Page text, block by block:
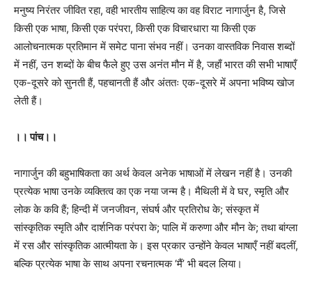
मनुष्य निरंतर जीवित रहा, वही भारतीय साहित्य का वह विराट नागार्जुन है, जिसे
किसी एक भाषा, किसी एक परंपरा, किसी एक विचारधारा या किसी एक
आलोचनात्मक प्रतिमान में समेट पाना संभव नहीं। उनका वास्तविक निवास शब्दों
में नहीं, उन शब्दों के बीच फैले हुए उस अनंत मौन में है, जहाँ भारत की सभी भाषाएँ
एक-दूसरे को सुनती हैं, पहचानती हैं और अंततः एक-दूसरे में अपना भविष्य खोज
लेती हैं।
।। पांच।।
नागार्जुन की बहुभाषिकता का अर्थ केवल अनेक भाषाओं में लेखन नहीं है। उनकी
प्रत्येक भाषा उनके व्यक्तित्व का एक नया जन्म है। मैथिली में वे घर, स्मृति और
लोक के कवि हैं; हिन्दी में जनजीवन, संघर्ष और प्रतिरोध के; संस्कृत में
सांस्कृतिक स्मृति और दार्शनिक परंपरा के; पालि में करुणा और मौन के; तथा बांग्ला
में रस और सांस्कृतिक आत्मीयता के। इस प्रकार उन्होंने केवल भाषाएँ नहीं बदलीं,
बल्कि प्रत्येक भाषा के साथ अपना रचनात्मक ‘मैं’ भी बदल लिया।